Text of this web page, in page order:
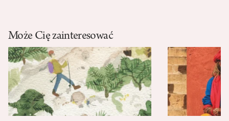
Może Cię zainteresować